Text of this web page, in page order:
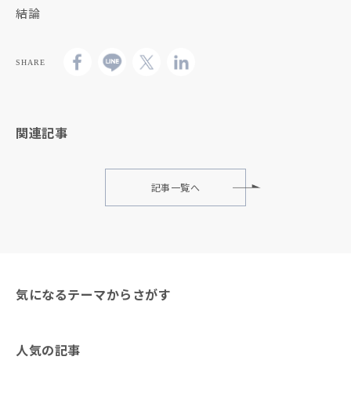
結論
SHARE
関連記事
記事一覧へ
気になるテーマからさがす
人気の記事